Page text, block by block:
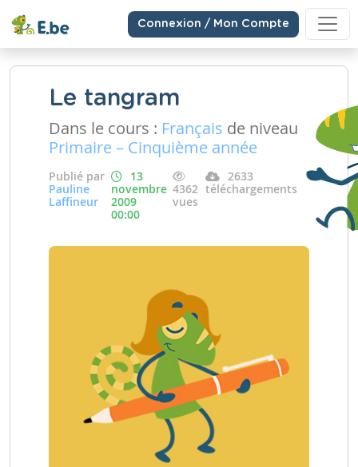
Connexion / Mon Compte
Le tangram
Dans le cours : Français de niveau
Primaire – Cinquième année
Publié par
Pauline
Laffineur
13
novembre
2009
00:00
4362
vues
2633
téléchargements